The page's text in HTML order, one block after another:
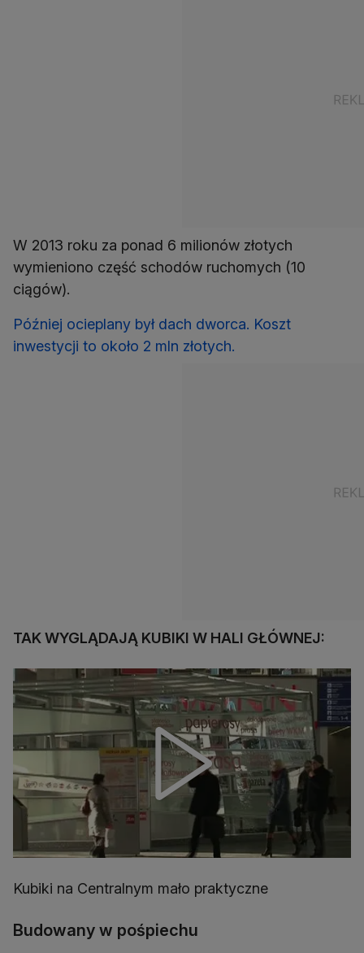
W 2013 roku za ponad 6 milionów złotych
wymieniono część schodów ruchomych (10
ciągów).
Później ocieplany był dach dworca. Koszt
inwestycji to około 2 mln złotych.
TAK WYGLĄDAJĄ KUBIKI W HALI GŁÓWNEJ:
Kubiki na Centralnym mało praktyczne
Budowany w pośpiechu